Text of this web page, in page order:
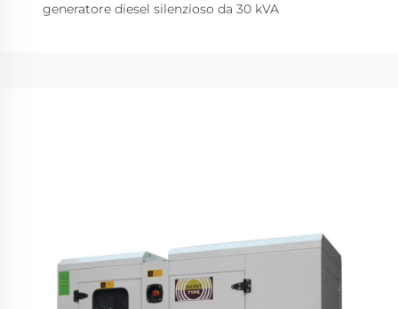
generatore diesel silenzioso da 30 kVA